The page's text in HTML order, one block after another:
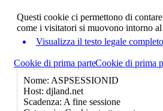
Questi cookie ci permettono di
come i visitatori si muovono intorno
Visualizza il testo legale completo
Cookie di prima parteCookie di prima
Nome: ASPSESSIONID
Host: djland.net
Scadenza: A fine sessione